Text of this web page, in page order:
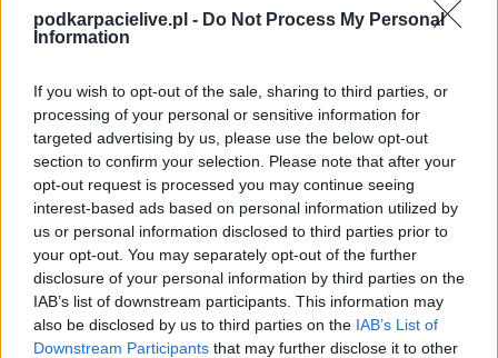
podkarpacielive.pl - Do Not Process My Personal
Information
If you wish to opt-out of the sale, sharing to third parties, or
processing of your personal or sensitive information for
targeted advertising by us, please use the below opt-out
section to confirm your selection. Please note that after your
opt-out request is processed you may continue seeing
interest-based ads based on personal information utilized by
us or personal information disclosed to third parties prior to
your opt-out. You may separately opt-out of the further
disclosure of your personal information by third parties on the
IAB’s list of downstream participants. This information may
also be disclosed by us to third parties on the IAB’s List of
Downstream Participants that may further disclose it to other
Wisła Płock -
transmisja na
żywo. Gdzie
oglądać?
(16.05.2026)
2026-05-14 16:34
Przed nami mecz Wisła Płock - Górnik Zabrze. Transmisja na
żywo ruszy w sobotę, 16 maja 2026 roku - start spotkania o
17:30. Sprawdź gdzie oglądać transmisję online (PKO BP
Ekstraklasa, 33. kolejka). Wisła Płock - Górnik Zabrze. Gdzie
oglądać transmisję? Mecz Wisła Płock - Górnik...